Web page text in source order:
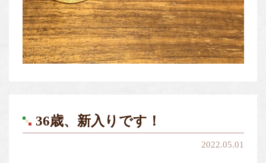
36歳、新入りです！
2022.05.01